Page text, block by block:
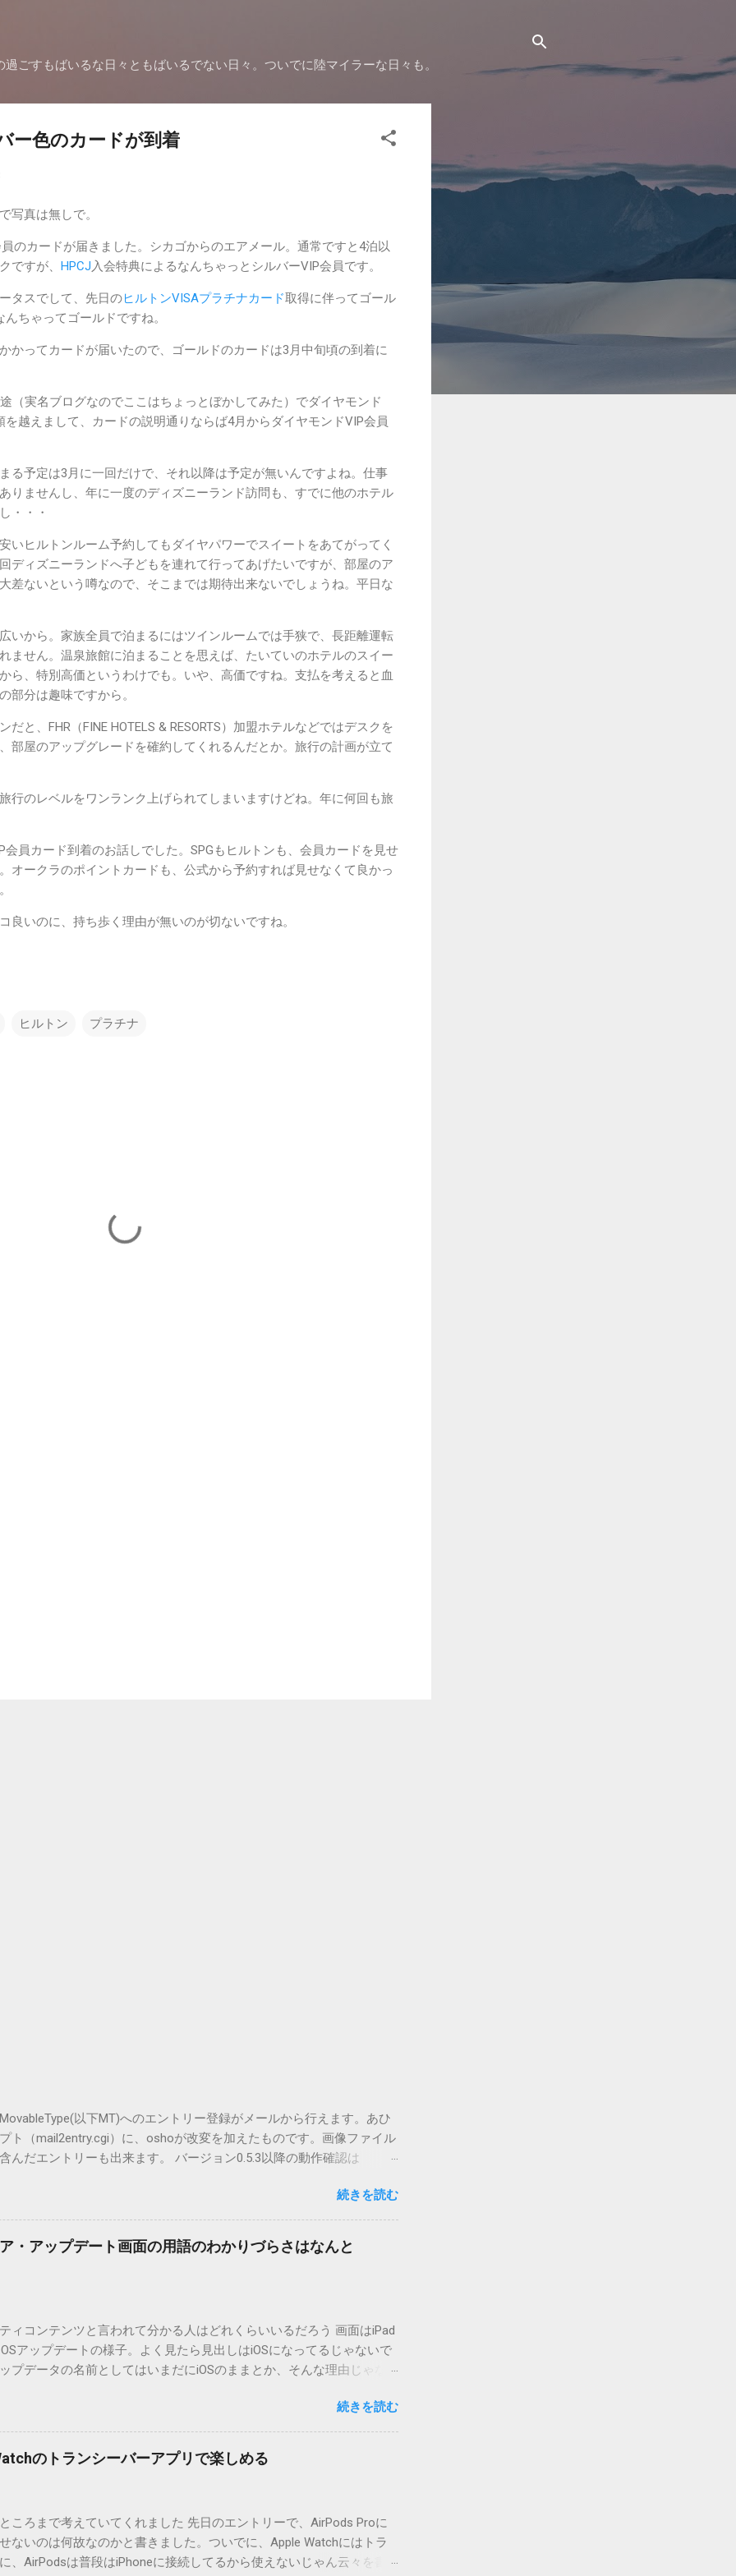
ごすもばいるな日々ともばいるでない日々。ついでに陸マイラーな日々も。
ー色のカードが到着
写真は無しで。
のカードが届きました。シカゴからのエアメール。通常ですと4泊以
ですが、 HPCJ 入会特典によるなんちゃっとシルバーVIP会員です。
タスでして、先日のヒルトンVISAプラチナカード取得に伴ってゴール
ちゃってゴールドですね。
かってカードが届いたので、ゴールドのカードは3月中旬頃の到着に
（実名ブログなのでここはちょっとぼかしてみた）でダイヤモンド
越えまして、カードの説明通りならば4月からダイヤモンドVIP会員
る予定は3月に一回だけで、それ以降は予定が無いんですよね。仕事
りませんし、年に一度のディズニーランド訪問も、すでに他のホテル
・・・
いヒルトンルーム予約してもダイヤパワーでスイートをあてがってく
ディズニーランドへ子どもを連れて行ってあげたいですが、部屋のア
差ないという噂なので、そこまでは期待出来ないでしょうね。平日な
いから。家族全員で泊まるにはツインルームでは手狭で、長距離運転
ません。温泉旅館に泊まることを思えば、たいていのホテルのスイー
ら、特別高価というわけでも。いや、高価ですね。支払を考えると血
部分は趣味ですから。
と、FHR（FINE HOTELS & RESORTS）加盟ホテルなどではデスクを
部屋のアップグレードを確約してくれるんだとか。旅行の計画が立て
行のレベルをワンランク上げられてしまいますけどね。年に何回も旅
員カード到着のお話しでした。SPGもヒルトンも、会員カードを見せ
オークラのポイントカードも、公式から予約すれば見せなくて良かっ
良いのに、持ち歩く理由が無いのが切ないですね。
ヒルトン プラチナ
以下MT)へのエントリー登録がメールから行えます。あひ
ト（mail2entry.cgi）に、oshoが改変を加えたものです。画像ファイル
んだエントリーも出来ます。 バージョン0.5.3以降の動作確認は
です。（2004/12/4リリース）※0.6.3を公開しています。まだ心配な
ンクしていません。安定を求める方は0.5.3を、新版の機能が必要な方
ちら からどうぞ。 0.3.6までのバージョンに、エントリーが重複登録
ています。最新版へのアップデートを強くお勧めしてます。 mail-
用の差分ファイルはこちら 。ZIP圧縮してまとめてあります。いまの
ョン番号を持つパッチを適用してください。バージョンが古い場合は
要があります。0.5.0以降は、パッチが正常に当てられるかどうかのチ
どんなふうに使うものか説明し、設置方法は後述します。 使い方 メ
稿者）を、2行目にカテゴリを、それぞれ<>（半角文字）で囲って指
とカテゴリは事前にMTで作っておく必要があります。 <extend>
続きを読む
・アップデート画面の用語のわかりづらさはなんと
ィコンテンツと言われて分かる人はどれくらいいるだろう 画面はiPad
アップデートの様子。よく見たら見出しはiOSになってるじゃないで
プデータの名前としてはいまだにiOSのままとか、そんな理由じゃな
トのセキュリティコンテンツについては、以下のWebサイトをご覧く
部分。 セキュリティコンテンツ…？ こんなブログをやっている私でも
ます。人によってはここで悩んだ結果、アップデートをしない人も出
すよ。アップデートに限らず、分からないけどやってみる人よりも、
、該当するアップデートが未掲載だったりします。（もしかしたら、
定アイコンにアップデートがある旨のバッヂがつく頃には、ページの
ているのかもしれません） さらにさらに。スクショのiPad OS 13.2.2
続きを読む
のトランシーバーアプリで楽しめる
ころまで考えていてくれました 先日のエントリーで、AirPods Proに
ないのは何故なのかと書きました。ついでに、Apple Watchにはトラ
、AirPodsは普段はiPhoneに接続してるから使えないじゃん云々を書